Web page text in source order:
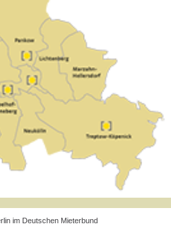
im Deutschen Mieterbund